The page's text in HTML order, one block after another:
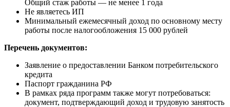
Общий стаж работы — не менее 1 года
Не являетесь ИП
Минимальный ежемесячный доход по основному месту
работы после налогообложения 15 000 рублей
Перечень документов:
Заявление о предоставлении Банком потребительского
кредита
Паспорт гражданина РФ
В рамках ряда программ также могут потребоваться:
документ, подтверждающий доход и трудовую занятость